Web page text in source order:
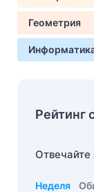
Геометрия
Рейтинг
Неделя